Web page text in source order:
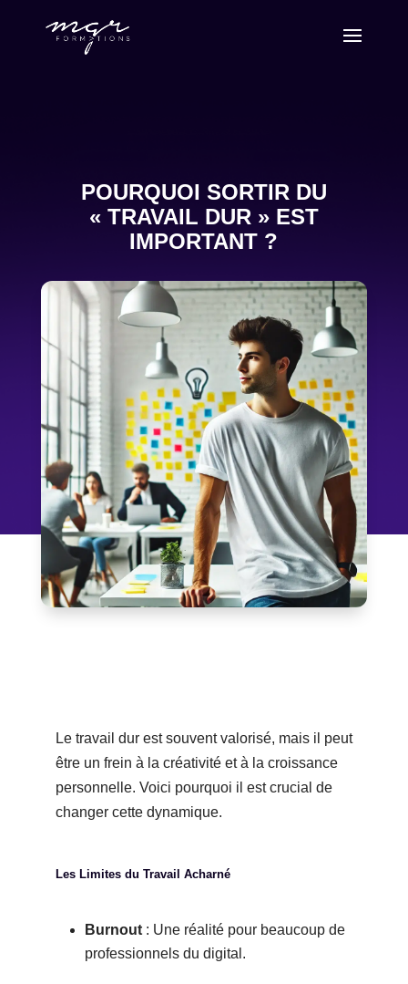
POURQUOI SORTIR DU
« TRAVAIL DUR » EST
IMPORTANT ?
Le travail dur est souvent valorisé, mais il peut
être un frein à la créativité et à la croissance
personnelle. Voici pourquoi il est crucial de
changer cette dynamique.
Les Limites du Travail Acharné
Burnout: Une réalité pour beaucoup de
professionnels du digital.